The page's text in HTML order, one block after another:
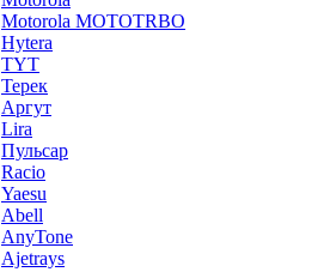
Motorola MOTOTRBO
Hytera
TYT
Терек
Аргут
Lira
Пульсар
Racio
Yaesu
Abell
AnyTone
Ajetrays